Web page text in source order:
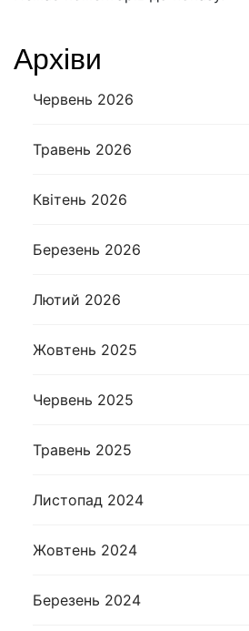
Архіви
Червень 2026
Травень 2026
Квітень 2026
Березень 2026
Лютий 2026
Жовтень 2025
Червень 2025
Травень 2025
Листопад 2024
Жовтень 2024
Березень 2024